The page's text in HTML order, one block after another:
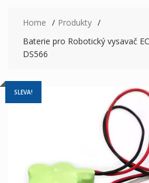
Home
Produkty
Baterie pro Robotický vysavač
DS566
SLEVA!